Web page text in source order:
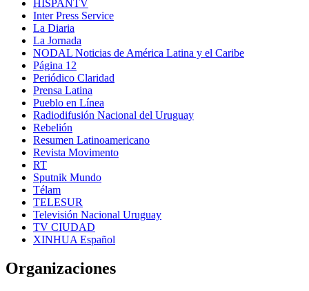
HISPANTV
Inter Press Service
La Diaria
La Jornada
NODAL Noticias de América Latina y el Caribe
Página 12
Periódico Claridad
Prensa Latina
Pueblo en Línea
Radiodifusión Nacional del Uruguay
Rebelión
Resumen Latinoamericano
Revista Movimento
RT
Sputnik Mundo
Télam
TELESUR
Televisión Nacional Uruguay
TV CIUDAD
XINHUA Español
Organizaciones